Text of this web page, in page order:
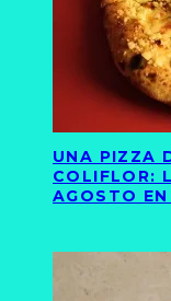
UNA PIZZA
COLIFLOR:
AGOSTO